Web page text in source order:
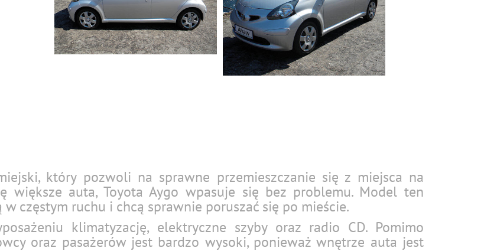
który pozwoli na sprawne przemieszczanie się z miejsca na
większe auta, Toyota Aygo wpasuje się bez problemu. Model ten
częstym ruchu i chcą sprawnie poruszać się po mieście.
klimatyzację, elektryczne szyby oraz radio CD. Pomimo
oraz pasażerów jest bardzo wysoki, ponieważ wnętrze auta jest